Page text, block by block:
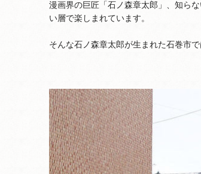
漫画界の巨匠「石ノ森章太郎」、知ら
い層で楽しまれています。
そんな石ノ森章太郎が生まれた石巻市